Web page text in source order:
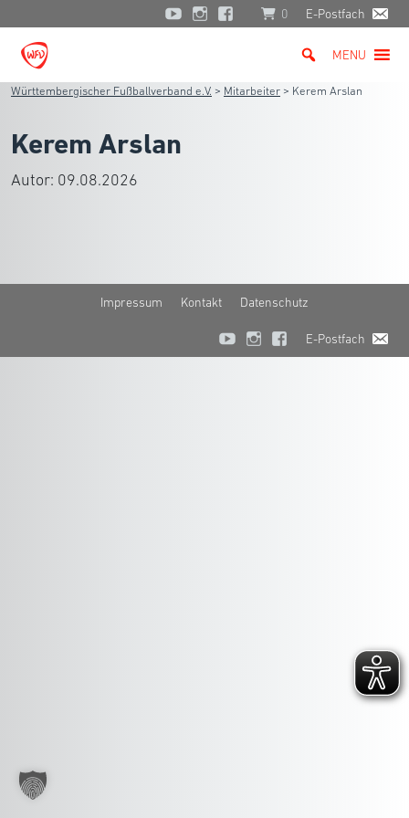
0 E-Postfach
MENU
Württembergischer Fußballverband e.V. > Mitarbeiter > Kerem Arslan
Kerem Arslan
Autor: 09.08.2026
Impressum Kontakt Datenschutz
E-Postfach